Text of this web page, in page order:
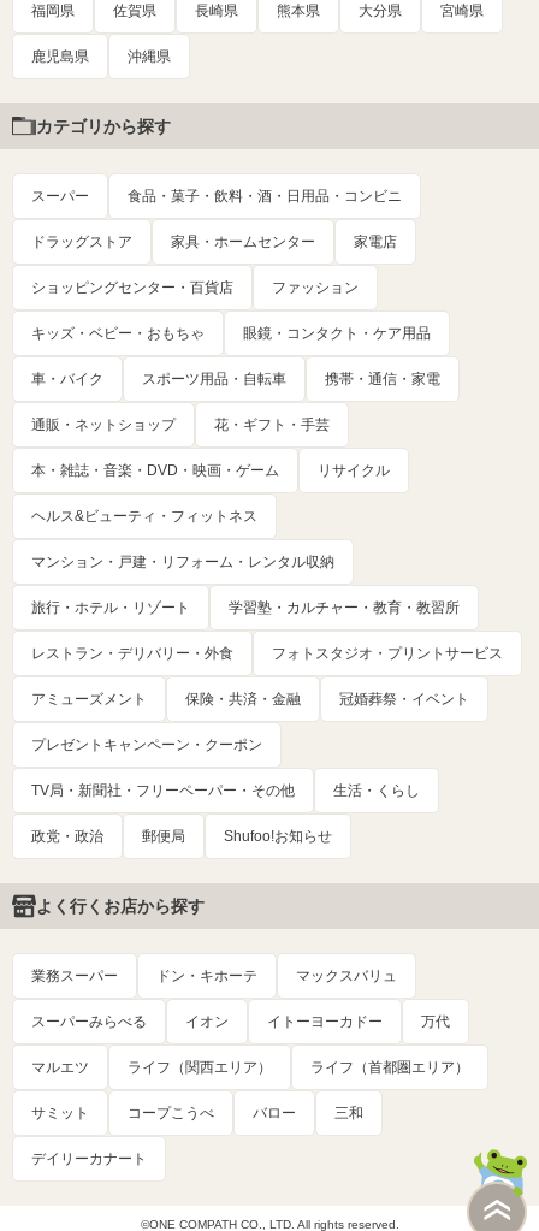
福岡県 佐賀県 長崎県 熊本県 大分県 宮崎県
鹿児島県 沖縄県
カテゴリから探す
スーパー 食品・菓子・飲料・酒・日用品・コンビニ
ドラッグストア 家具・ホームセンター 家電店
ショッピングセンター・百貨店 ファッション
キッズ・ベビー・おもちゃ 眼鏡・コンタクト・ケア用品
車・バイク スポーツ用品・自転車 携帯・通信・家電
通販・ネットショップ 花・ギフト・手芸
本・雑誌・音楽・DVD・映画・ゲーム リサイクル
ヘルス&ビューティ・フィットネス
マンション・戸建・リフォーム・レンタル収納
旅行・ホテル・リゾート 学習塾・カルチャー・教育・教習所
レストラン・デリバリー・外食 フォトスタジオ・プリントサービス
アミューズメント 保険・共済・金融 冠婚葬祭・イベント
プレゼントキャンペーン・クーポン
TV局・新聞社・フリーペーパー・その他 生活・くらし
政党・政治 郵便局 Shufoo!お知らせ
よく行くお店から探す
業務スーパー ドン・キホーテ マックスバリュ
スーパーみらべる イオン イトーヨーカドー 万代
マルエツ ライフ（関西エリア） ライフ（首都圏エリア）
サミット コープこうべ バロー 三和
デイリーカナート
©ONE COMPATH CO., LTD. All rights reserved.